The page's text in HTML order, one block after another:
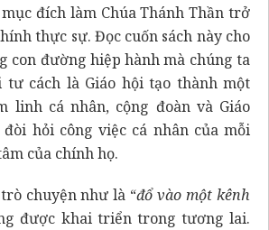
đích làm Chúa Thánh Thần trở
thực sự. Đọc cuốn sách này cho
con đường hiệp hành mà chúng ta
cách là Giáo hội tạo thành một
linh cá nhân, cộng đoàn và Giáo
hỏi công việc cá nhân của mỗi
của chính họ.
chuyện như là “đổ vào một kênh
được khai triển trong tương lai.